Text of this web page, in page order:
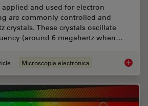
and used for electron
are commonly controlled and
crystals. These crystals oscillate
(around 6 megahertz when…
Microscopía electrónica Carbon